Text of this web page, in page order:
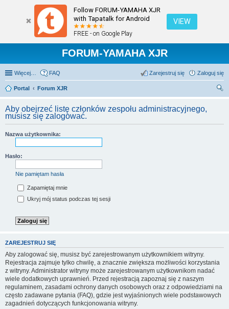
Follow FORUM-YAMAHA XJR
with Tapatalk for Android
FREE - on Google Play
VIEW
FORUM-YAMAHA XJR
Więcej… FAQ Zaloguj się
Zarejestruj się
Portal
Forum XJR
Aby obejrzeć listę członków zespołu administracyjnego,
musisz się zalogować.
Nazwa użytkownika:
Hasło:
Nie pamiętam hasła
Zapamiętaj mnie
Ukryj mój status podczas tej sesji
ZAREJESTRUJ SIĘ
Aby zalogować się, musisz być zarejestrowanym użytkownikiem witryny.
Rejestracja zajmuje tylko chwilę, a znacznie zwiększa możliwości korzystania
z witryny. Administrator witryny może zarejestrowanym użytkownikom nadać
wiele dodatkowych uprawnień. Przed rejestracją zapoznaj się z naszym
regulaminem, zasadami ochrony danych osobowych oraz z odpowiedziami na
często zadawane pytania (FAQ), gdzie jest wyjaśnionych wiele podstawowych
zagadnień dotyczących funkcjonowania witryny.